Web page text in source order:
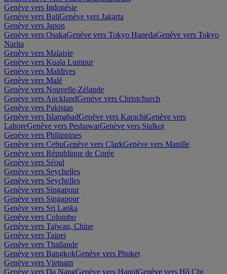
Genève vers Indonésie
Genève vers BaliGenève vers Jakarta
Genève vers Japon
Genève vers OsakaGenève vers Tokyo HanedaGenève vers Tokyo
Narita
Genève vers Malaisie
Genève vers Kuala Lumpur
Genève vers Maldives
Genève vers Malé
Genève vers Nouvelle-Zélande
Genève vers AucklandGenève vers Christchurch
Genève vers Pakistan
Genève vers IslamabadGenève vers KarachiGenève vers
LahoreGenève vers PeshawarGenève vers Sialkot
Genève vers Philippines
Genève vers CebuGenève vers ClarkGenève vers Manille
Genève vers République de Corée
Genève vers Séoul
Genève vers Seychelles
Genève vers Seychelles
Genève vers Singapour
Genève vers Singapour
Genève vers Sri Lanka
Genève vers Colombo
Genève vers Taïwan, Chine
Genève vers Taipei
Genève vers Thaïlande
Genève vers BangkokGenève vers Phuket
Genève vers Vietnam
Genève vers Da NangGenève vers HanoïGenève vers Hô Chi